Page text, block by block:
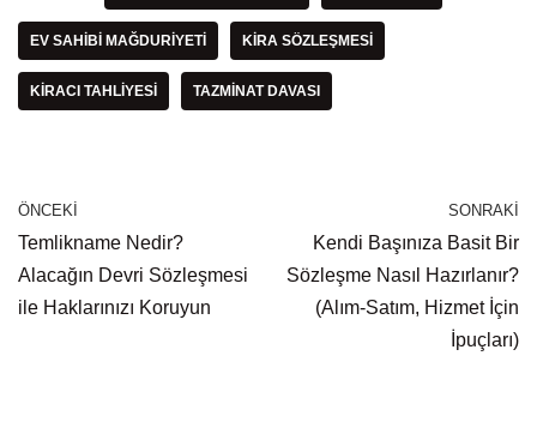
EV SAHIBI MAĞDURIYETI KIRA SÖZLEŞMESI
KIRACI TAHLIYESI TAZMINAT DAVASI
ÖNCEKI
Temlikname Nedir?
Alacağın Devri Sözleşmesi
ile Haklarınızı Koruyun
SONRAKI
Kendi Başınıza Basit Bir
Sözleşme Nasıl Hazırlanır?
(Alım-Satım, Hizmet İçin
İpuçları)